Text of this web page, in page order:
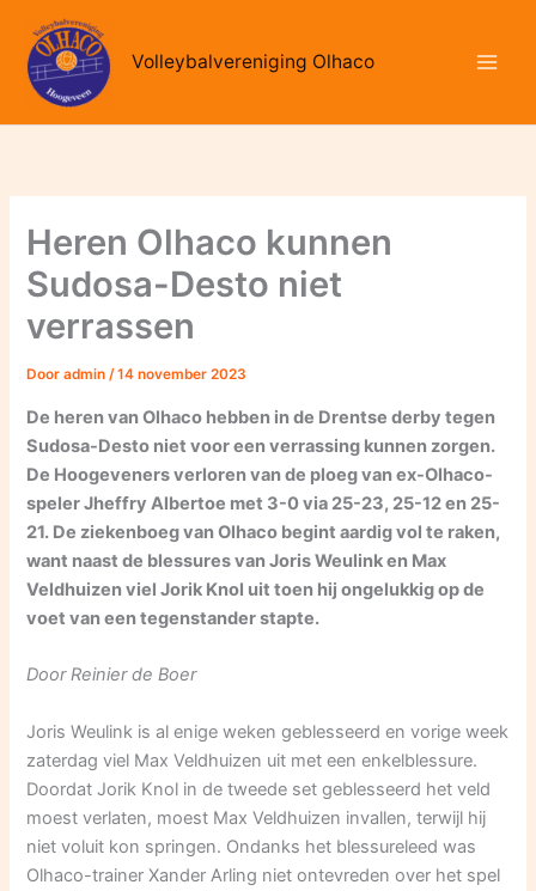
naar
inhoud
Volleybalvereniging Olhaco
Heren Olhaco kunnen
Sudosa-Desto niet
verrassen
Dooradmin/14 november 2023
De heren van Olhaco hebben in de Drentse derby tegen
Sudosa-Desto niet voor een verrassing kunnen zorgen.
De Hoogeveners verloren van de ploeg van ex-Olhaco-
speler Jheffry Albertoe met 3-0 via 25-23, 25-12 en 25-
21. De ziekenboeg van Olhaco begint aardig vol te raken,
want naast de blessures van Joris Weulink en Max
Veldhuizen viel Jorik Knol uit toen hij ongelukkig op de
voet van een tegenstander stapte.
Door Reinier de Boer
Joris Weulink is al enige weken geblesseerd en vorige week
zaterdag viel Max Veldhuizen uit met een enkelblessure.
Doordat Jorik Knol in de tweede set geblesseerd het veld
moest verlaten, moest Max Veldhuizen invallen, terwijl hij
niet voluit kon springen. Ondanks het blessureleed was
Olhaco-trainer Xander Arling niet ontevreden over het spel